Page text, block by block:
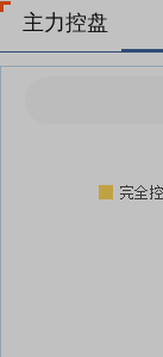
主力控盘